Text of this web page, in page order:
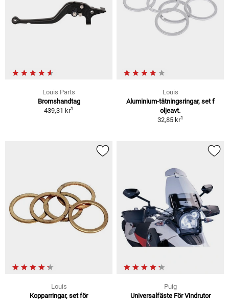
Louis Parts
Bromshandtag
439,31 kr1
Louis
Aluminium-tätningsringar, set f
oljeavt.
32,85 kr1
Louis
Kopparringar, set för
Puig
Universalfäste För Vindrutor